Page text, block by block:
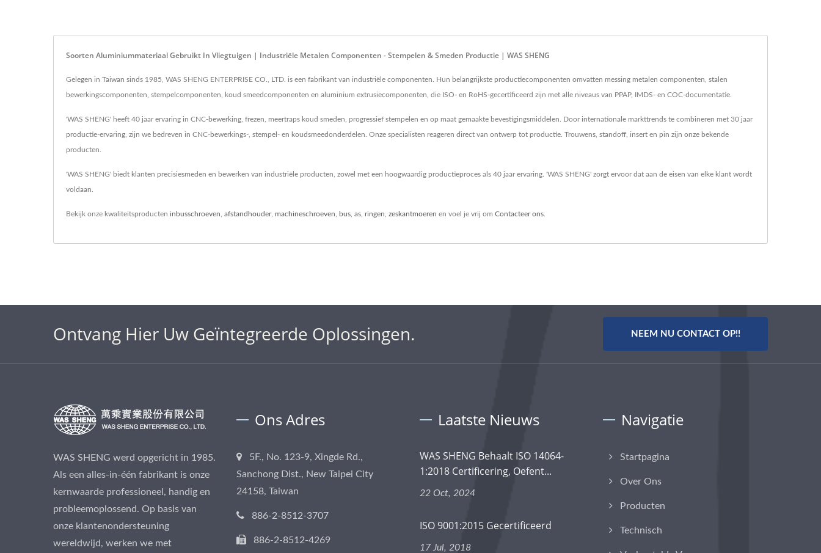
Soorten Aluminiummateriaal Gebruikt In Vliegtuigen | Industriële Metalen Componenten - Stempelen & Smeden Productie | WAS SHENG
Gelegen in Taiwan sinds 1985, WAS SHENG ENTERPRISE CO., LTD. is een fabrikant van industriële componenten. Hun belangrijkste productiecomponenten omvatten messing metalen componenten, stalen
bewerkingscomponenten, stempelcomponenten, koud smeedcomponenten en aluminium extrusiecomponenten, die ISO- en RoHS-gecertificeerd zijn met alle niveaus van PPAP, IMDS- en COC-documentatie.
'WAS SHENG' heeft 40 jaar ervaring in CNC-bewerking, frezen, meertraps koud smeden, progressief stempelen en op maat gemaakte bevestigingsmiddelen. Door internationale markttrends te combineren met 30 jaar
productie-ervaring, zijn we bedreven in CNC-bewerkings-, stempel- en koudsmeedonderdelen. Onze specialisten reageren direct van ontwerp tot productie. Trouwens, standoff, insert en pin zijn onze bekende
producten.
'WAS SHENG' biedt klanten precisiesmeden en bewerken van industriële producten, zowel met een hoogwaardig productieproces als 40 jaar ervaring. 'WAS SHENG' zorgt ervoor dat aan de eisen van elke klant wordt
voldaan.
Bekijk onze kwaliteitsproducten inbusschroeven afstandhouder, machineschroeven bus as ringen zeskantmoeren en voel je vrij om Contacteer ons
Ontvang Hier Uw Geïntegreerde Oplossingen. NEEM NU CONTACT OP!!
WAS SHENG werd opgericht in 1985.
Als een alles-in-één fabrikant is onze
kernwaarde professioneel, handig en
probleemoplossend. Op basis van
onze klantenondersteuning
wereldwijd, werken we met
Ons Adres
5F., No. 123-9, Xingde Rd.,
Sanchong Dist., New Taipei City
24158, Taiwan
886-2-8512-3707
886-2-8512-4269
Laatste Nieuws
WAS SHENG Behaalt ISO 14064-
1:2018 Certificering, Oefent...
22 Oct, 2024
ISO 9001:2015 Gecertificeerd
17 Jul, 2018
Navigatie
Startpagina
Over Ons
Producten
Technisch